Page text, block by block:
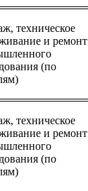
техническое
и ремонт
(по
техническое
и ремонт
(по